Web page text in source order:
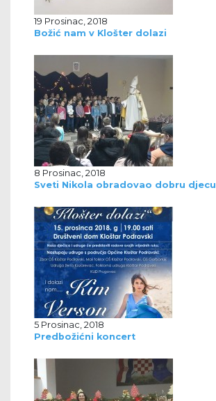
19 Prosinac, 2018
Božić nam v Klošter dolazi
8 Prosinac, 2018
Sveti Nikola obradovao dobru djecu
5 Prosinac, 2018
Predbožićni koncert